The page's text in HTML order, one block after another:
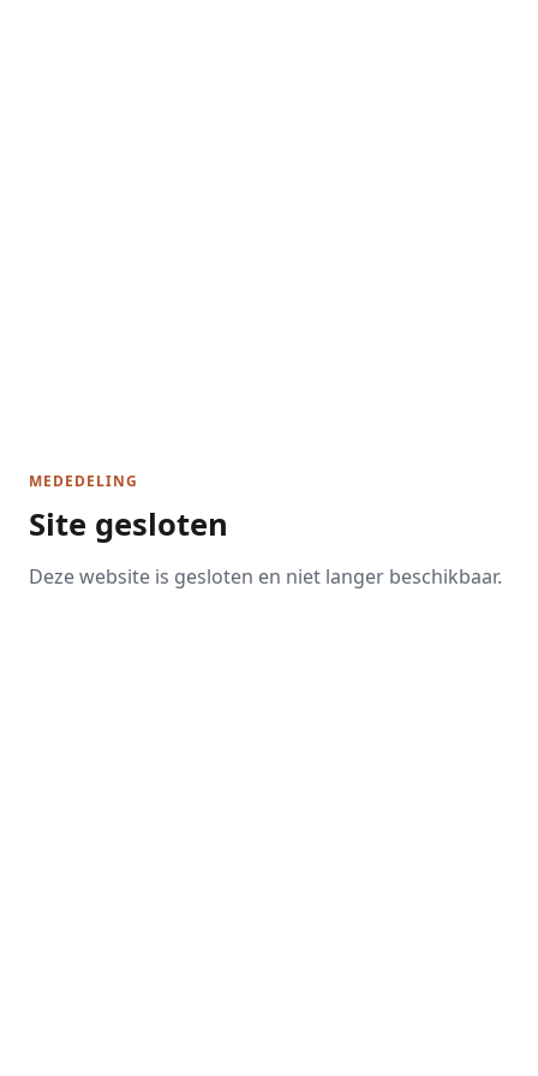
MEDEDELING
Site gesloten
Deze website is gesloten en niet langer beschikbaar.